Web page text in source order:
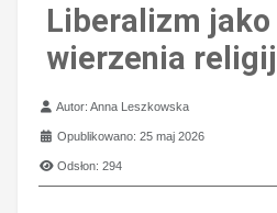
Liberalizm
wierzenia
Szczegóły
Autor:Anna Leszkowska
Opublikowano: 25 maj 2026
Odsłon: 294